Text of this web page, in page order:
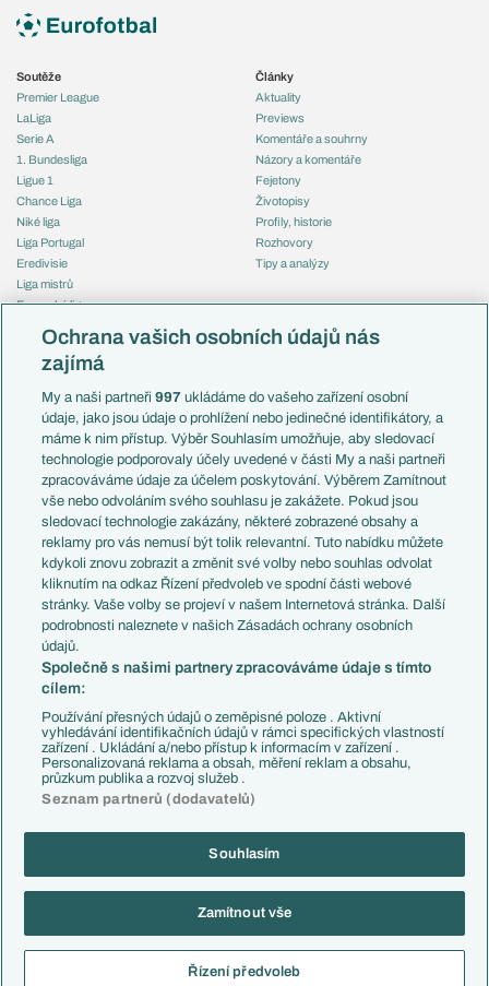
Soutěže
Premier League
LaLiga
Serie A
1. Bundesliga
Ligue 1
Chance Liga
Niké liga
Liga Portugal
Eredivisie
Liga mistrů
Evropská liga
Mistrovství světa
Liga národů
Témata
Představení týmů MS
EuroSkauting
PL v kostce
Evropské koeficienty
Přestupy
Přestupové spekulace
Zranění
Kluby
Arsenal FC
Chelsea FC
Manchester United
AC Milán
Juventus FC
Bayern Mnichov
FC Barcelona
Real Madrid
Články
Aktuality
Previews
Komentáře a souhrny
Názory a komentáře
Fejetony
Životopisy
Profily, historie
Rozhovory
Tipy a analýzy
Česko
Francie
Itálie
Německo
Španělsko
Argentina
Brazílie
Přestupy
Zápasy
Livescore
Tipovací soutěž
Copyright © 2001-2026 EuroFotbal.cz. Využíváme zpravodajství ČTK.
Informace o zpracování osobních údajů
Ochrana vašich osobních údajů nás
zajímá
My a naši partneři997 ukládáme do vašeho zařízení osobní
údaje, jako jsou údaje o prohlížení nebo jedinečné identifikátory, a
máme k nim přístup. Výběr Souhlasím umožňuje, aby sledovací
technologie podporovaly účely uvedené v části My a naši partneři
zpracováváme údaje za účelem poskytování. Výběrem Zamítnout
vše nebo odvoláním svého souhlasu je zakážete. Pokud jsou
sledovací technologie zakázány, některé zobrazené obsahy a
reklamy pro vás nemusí být tolik relevantní. Tuto nabídku můžete
kdykoli znovu zobrazit a změnit své volby nebo souhlas odvolat
kliknutím na odkaz Řízení předvoleb ve spodní části webové
stránky. Vaše volby se projeví v našem Internetová stránka. Další
podrobnosti naleznete v našich Zásadách ochrany osobních
údajů.
Společně s našimi partnery zpracováváme údaje s tímto
cílem:
Používání přesných údajů o zeměpisné poloze . Aktivní
vyhledávání identifikačních údajů v rámci specifických vlastností
zařízení . Ukládání a/nebo přístup k informacím v zařízení .
Personalizovaná reklama a obsah, měření reklam a obsahu,
průzkum publika a rozvoj služeb .
Seznam partnerů (dodavatelů)
Souhlasím
Zamítnout vše
Řízení předvoleb